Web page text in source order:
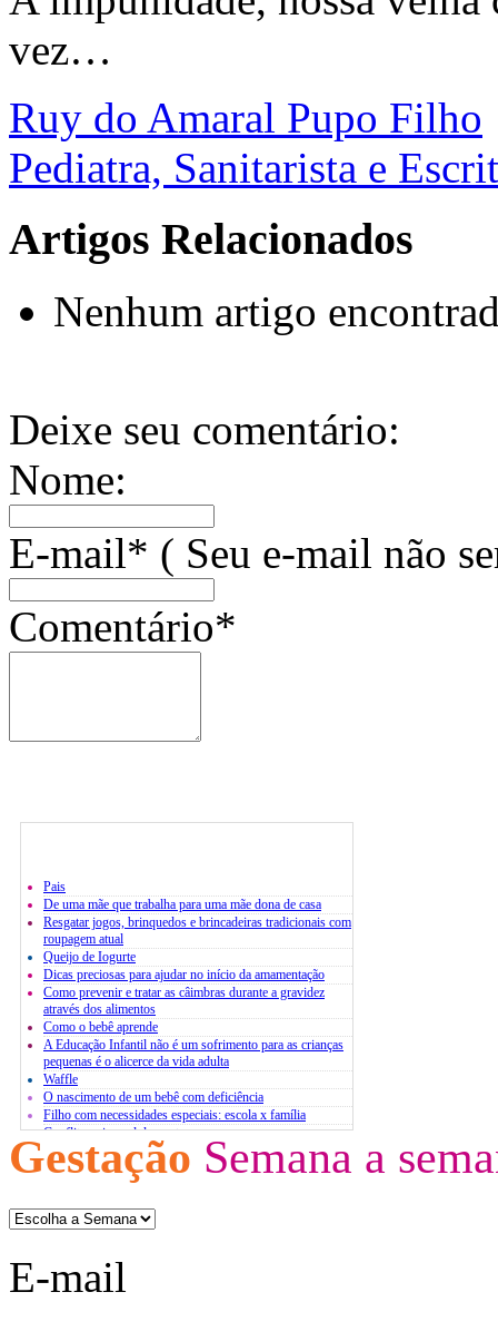
vez…
Ruy do Amaral Pupo Filho
Pediatra, Sanitarista e
Artigos Relacionados
Nenhum artigo
Deixe seu comentário:
Nome:
E-mail* ( Seu e-mail não
Comentário*
Pais
De uma mãe que trabalha para uma mãe dona de casa
Resgatar jogos, brinquedos e brincadeiras tradicionais com
roupagem atual
Queijo de Iogurte
Dicas preciosas para ajudar no início da amamentação
Como prevenir e tratar as câimbras durante a gravidez
através dos alimentos
Como o bebê aprende
A Educação Infantil não é um sofrimento para as crianças
pequenas é o alicerce da vida adulta
Waffle
O nascimento de um bebê com deficiência
Filho com necessidades especiais: escola x família
Conflito pais x adolescentes
Atividades extracurriculares
O estresse infantil
Bases para um diálogo com jovens
Gestação Semana a
E-mail